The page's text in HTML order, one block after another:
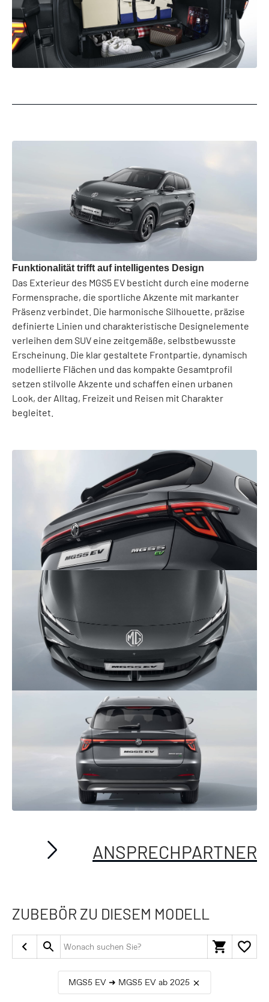
Funktionalität trifft auf intelligentes Design
Das Exterieur des MGS5 EV besticht durch eine moderne
Formensprache, die sportliche Akzente mit markanter
Präsenz verbindet. Die harmonische Silhouette, präzise
definierte Linien und charakteristische Designelemente
verleihen dem SUV eine zeitgemäße, selbstbewusste
Erscheinung. Die klar gestaltete Frontpartie, dynamisch
modellierte Flächen und das kompakte Gesamtprofil
setzen stilvolle Akzente und schaffen einen urbanen
Look, der Alltag, Freizeit und Reisen mit Charakter
begleitet.
ANSPRECHPARTNER
ZUBEBÖR ZU DIESEM MODELL
MGS5 EV ➜ MGS5 EV ab 2025